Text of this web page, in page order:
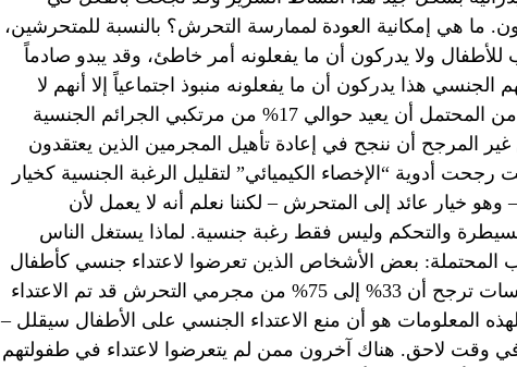
ما هي إمكانية العودة لممارسة التحرش؟ بالنسبة للمتحرشين،
ولا يدركون أن ما يفعلونه أمر خاطئ، وقد يبدو صادماً
هذا يدركون أن ما يفعلونه منبوذ اجتماعياً إلا أنهم لا
يفهمون السبب في كونه أمراً خاطئاً. من المحتمل أن يعيد حوالي 17% من مرتكبي الجرائم الجنسية
المرجح أن ننجح في إعادة تأهيل المجرمين الذين يعتقدون
رجحت أدوية “الإخصاء الكيميائي” لتقليل الرغبة الجنسية كخيار
وهو خيار عائد إلى المتحرش – لكننا نعلم أنه لا يعمل لأن
والتحكم وليس فقط رغبة جنسية. لماذا يستغل الناس
المحتملة: بعض الأشخاص الذين تعرضوا لاعتداء جنسي كأطفال
سيتحولون إلى مجرمي تحرش، الدراسات ترجح أن 33% إلى 75% من مجرمي التحرش قد تم الاعتداء
المعلومات هو أن منع الاعتداء الجنسي على الأطفال سيقلل –
وقت لاحق. هناك آخرون ممن لم يتعرضوا لاعتداء في طفولتهم